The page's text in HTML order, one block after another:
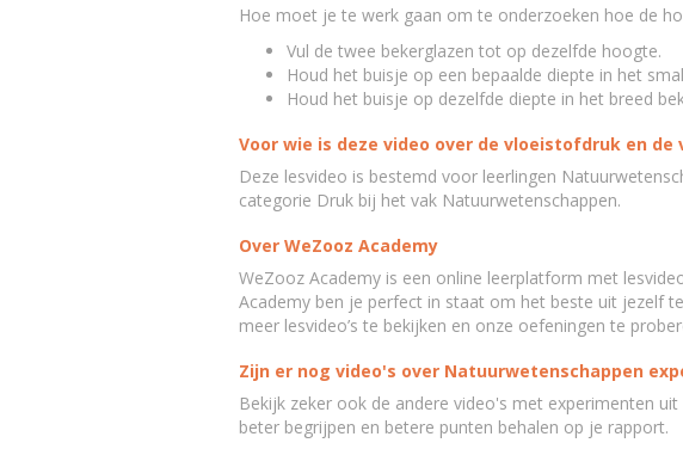
Hoe moet je te werk gaan om te onderzoeken hoe de
Vul de twee bekerglazen tot op dezelfde hoogte.
Houd het buisje op een bepaalde diepte in het
Houd het buisje op dezelfde diepte in het breed
Voor wie is deze video over de vloeistofdruk en de
Deze lesvideo is bestemd voor leerlingen
categorie Druk bij het vak Natuurwetenschappen.
Over WeZooz Academy
WeZooz Academy is een online leerplatform met
Academy ben je perfect in staat om het beste uit jezelf
meer lesvideo’s te bekijken en onze oefeningen te
Zijn er nog video's over Natuurwetenschappen
Bekijk zeker ook de andere video's met experimenten
beter begrijpen en betere punten behalen op je rapport.